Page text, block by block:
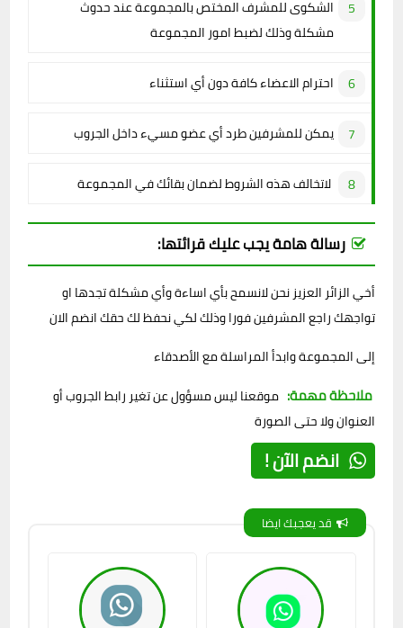
الشكوى للمشرف المختص بالمجموعة عند حدوث
مشكلة وذلك لضبط امور المجموعة
احترام الاعضاء كافة دون أي استثناء
يمكن للمشرفين طرد أي عضو مسيء داخل الجروب
لاتخالف هذه الشروط لضمان بقائك في المجموعة
رسالة هامة يجب عليك قرائتها:
أخي الزائر العزيز نحن لانسمح بأي اساءة وأي مشكلة تجدها او
تواجهك راجع المشرفين فورا وذلك لكي نحفظ لك حقك انضم الان
إلى المجموعة وابدأ المراسلة مع الأصدقاء
ملاحظة مهمة: موقعنا ليس مسؤول عن تغير رابط الجروب أو
العنوان ولا حتى الصورة
انضم الآن !
قد يعجبك ايضا